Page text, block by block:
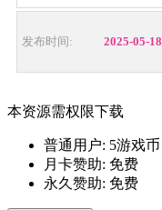
发布时间: 2025-05-18
本资源需权限下载
普通用户: 5游戏币
月卡赞助: 免费
永久赞助: 免费